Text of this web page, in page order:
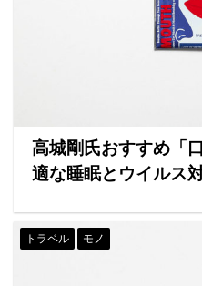
高城剛氏おすすめ「
適な睡眠とウイルス
トラベル モノ